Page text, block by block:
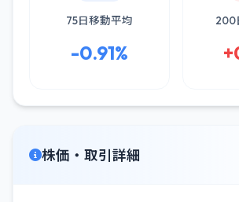
75日移動平均
-0.91%
200
株価・取引詳細